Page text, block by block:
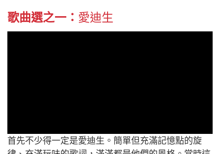
歌曲選之一： 愛迪生
首先不少得一定是愛迪生。簡單但充滿記憶點的旋